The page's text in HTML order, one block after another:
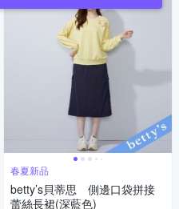
春夏新品
betty’s貝蒂思 側邊口袋拼接
蕾絲長裙(深藍色)